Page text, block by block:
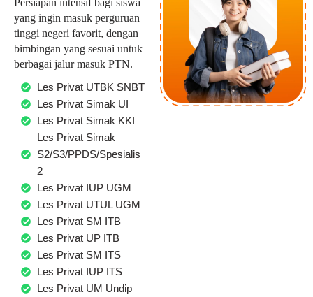
yang ingin masuk perguruan
tinggi negeri favorit, dengan
bimbingan yang sesuai untuk
berbagai jalur masuk PTN.
Les Privat UTBK SNBT
Les Privat Simak UI
Les Privat Simak KKI
Les Privat Simak
S2/S3/PPDS/Spesialis
2
Les Privat IUP UGM
Les Privat UTUL UGM
Les Privat SM ITB
Les Privat UP ITB
Les Privat SM ITS
Les Privat IUP ITS
Les Privat UM Undip